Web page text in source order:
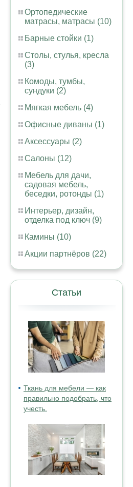
Ортопедические
матрасы, матрасы (10)
Барные стойки (1)
Столы, стулья, кресла
(3)
Комоды, тумбы,
сундуки (2)
Мягкая мебель (4)
Офисные диваны (1)
Аксессуары (2)
Салоны (12)
Мебель для дачи,
садовая мебель,
беседки, ротонды (1)
Интерьер, дизайн,
отделка под ключ (9)
Камины (10)
Акции партнёров (22)
Статьи
Ткань для мебели — как
правильно подобрать, что
учесть.